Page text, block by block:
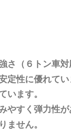
さ（６トン車対
定性に優れてい
います。
やすく弾力性が
ません。